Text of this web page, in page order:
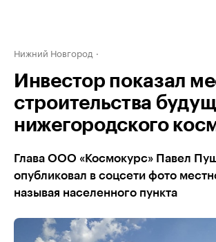
Нижний Новгород
Инвестор показал
строительства
нижегородского
Глава ООО «Космокурс» Павел
опубликовал в соцсети фото
называя населенного пункта